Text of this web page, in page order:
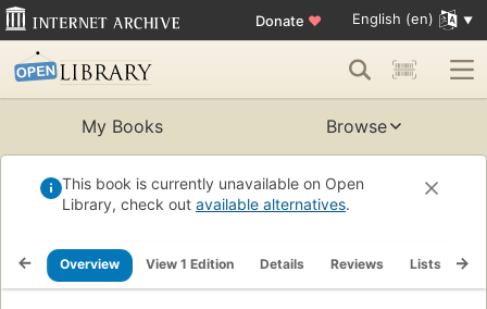
Donate ♥ English (en)
My Books Browse
This book is currently unavailable on Open
Library, check out available alternatives.
Overview View 1 Edition Details Reviews Lists